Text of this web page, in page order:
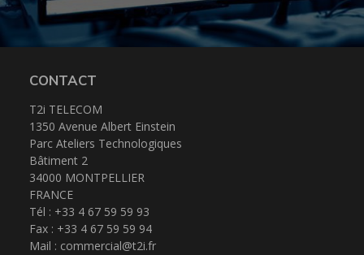
CONTACT
T2i TELECOM
1350 Avenue Albert Einstein
Parc Ateliers Technologiques
Bâtiment 2
34000 MONTPELLIER
FRANCE
Tél : +33 4 67 59 59 93
Fax : +33 4 67 59 59 94
Mail : commercial@t2i.fr
ERP Gestion Commerciale
Suivi des intervenants
Frontaux de réception
Actualités
Espace client